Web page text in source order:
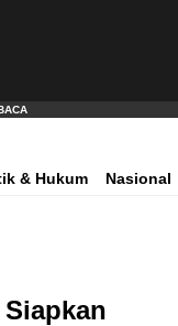
& Hukum Nasional